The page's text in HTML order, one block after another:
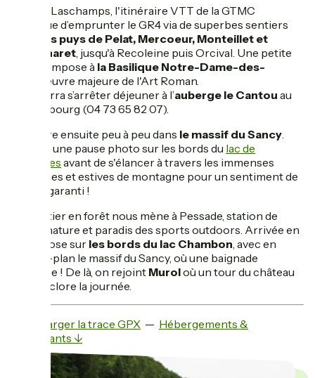
Depuis Laschamps, l'itinéraire VTT de la GTMC
continue d’emprunter le GR4 via de superbes sentiers
sous les puys de Pelat, Mercoeur, Monteillet et
Pourcharet, jusqu'à Recoleine puis Orcival. Une petite
visite s'impose à la Basilique Notre-Dame-des-
, œuvre majeure de l'Art Roman.
On pourra s’arrêter déjeuner à l’auberge le Cantou au
centre bourg (04 73 65 82 07).
On entre ensuite peu à peu dans le massif du Sancy.
Prévoir une pause photo sur les bords du lac de
Servières avant de s'élancer à travers les immenses
pâturages et estives de montagne pour un sentiment de
liberté garanti !
Un sentier en forêt nous mène à Pessade, station de
pleine nature et paradis des sports outdoors. Arrivée en
apothéose sur les bords du lac Chambon, avec en
arrière-plan le massif du Sancy, où une baignade
s'impose ! De là, on rejoint Muroloù un tour du château
pourra clore la journée.
Télécharger la trace GPX — Hébergements &
restaurants ↓